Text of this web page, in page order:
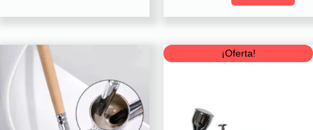
¡Oferta!Original
price
price